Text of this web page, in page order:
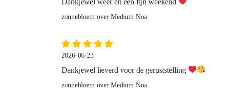
zonnebloem over Medium Noa
2026-06-23
Dankjewel lieverd voor de geruststelling
zonnebloem over Medium Noa